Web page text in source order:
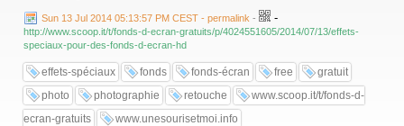
Sun 13 Jul 2014 05:13:57 PM CEST - permalink - -
http://www.scoop.it/t/fonds-d-ecran-gratuits/p/4024551605/2014/07/13/effets-
speciaux-pour-des-fonds-d-ecran-hd
effets-spéciaux fonds fonds-écran free
gratuit
photo
photographie retouche
www.scoop.it/t/fonds-d-
ecran-gratuits
www.unesourisetmoi.info